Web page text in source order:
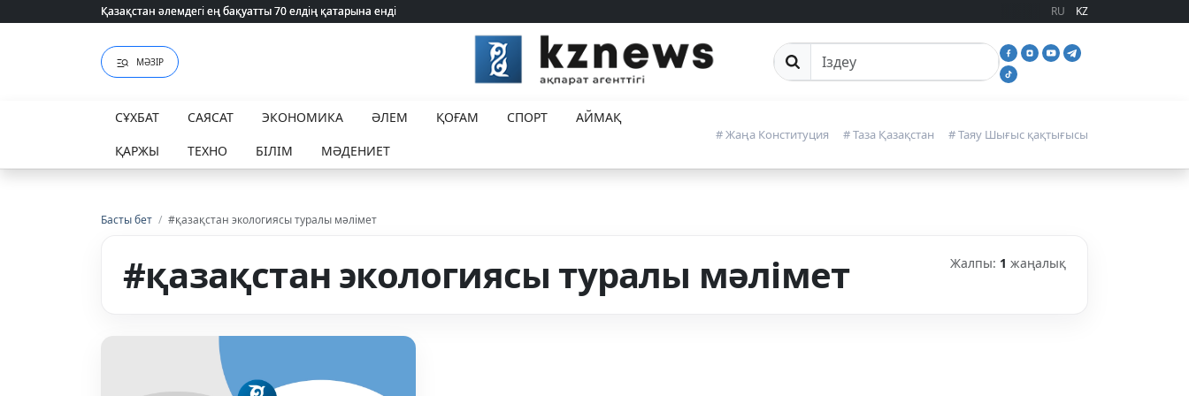
Қазақстан әлемдегі ең бақуатты 70 елдің қатарына енді
Қазақстан әлемдегі ең бақуатты 70 елдің қатарына енді RU KZ
МӘЗІР Сайттан іздеу
СҰХБАТ САЯСАТ ЭКОНОМИКА ӘЛЕМ ҚОҒАМ СПОРТ
АЙМАҚ
ҚАРЖЫ
ТЕХНО БІЛІМ МӘДЕНИЕТ
# Жаңа Конституция # Таза Қазақстан # Таяу Шығыс қақтығысы
Басты бет / #қазақстан экологиясы туралы мәлімет
#қазақстан экологиясы туралы мәлімет Жалпы: 1 жаңалық